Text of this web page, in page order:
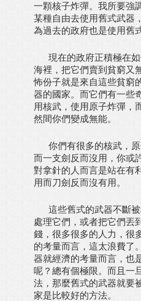
一顆核子炸彈。我所要強
某種自由去使用舊式武器
為過去的政府也是使用舊
現在的政府正積極在如
海裡，把它們賣到貧窮又
怖份子就是來自這些貧窮
器的國家。而它們有一些
用核武，使用原子炸彈，
然間你們變成無能。
你們有很多的核武，原
而一支劍反而沒用，你或
對拿針的人而言是站在有
用而刀劍反而沒有用。
這些舊式的武器不斷被
處理它們，或者把它們
錢，很多很多的人力，很
的考量而言，這太浪費了
器就經濟的考量而言，也
呢？總有個極限。而且一
法，那麼舊式的武器就要
家是比較好的方法。